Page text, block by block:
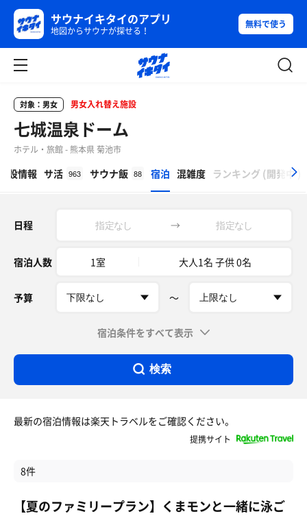
サウナイキタイのアプリ
地図からサウナが探せる！
無料で使う
対象：男女 男女入れ替え施設
七城温泉ドーム
ホテル・旅館 - 熊本県 菊池市
設情報 サ活 963 サウナ飯 88 宿泊 混雑度 ランキング (開発中)
日程 →
宿泊人数 1室 大人1名 子供 0名
予算 〜
宿泊条件をすべて表示
検索
最新の宿泊情報は楽天トラベルをご確認ください。
提携サイト
8件
【夏のファミリープラン】くまモンと一緒に泳ご